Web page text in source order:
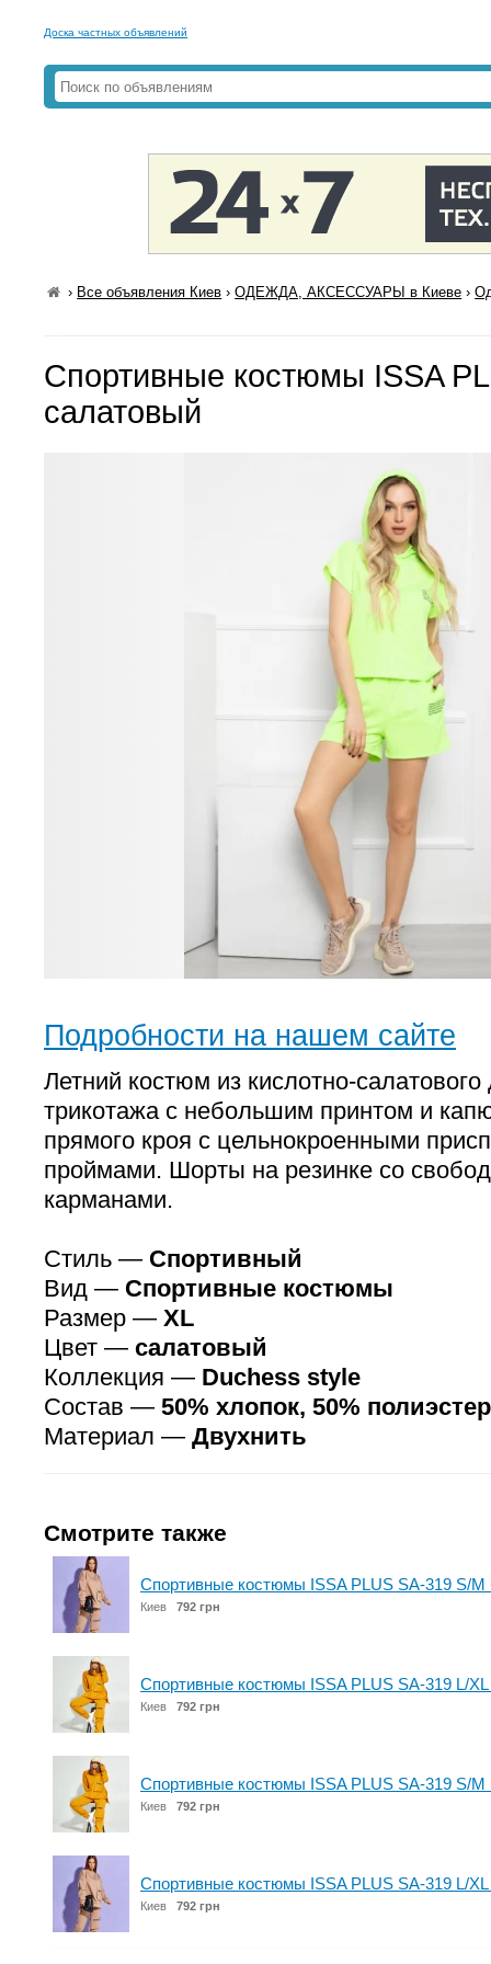
Доска частных объявлений
› Все объявления Киев ›ОДЕЖДА, АКСЕССУАРЫ в Киеве ›
Спортивные костюмы ISSA
салатовый
Подробности на нашем сайте
Летний костюм из кислотно-салатового
трикотажа с небольшим принтом и
прямого кроя с цельнокроенными
проймами. Шорты на резинке со
карманами.
Стиль — Спортивный
Вид — Спортивные костюмы
Размер — XL
Цвет — салатовый
Коллекция — Duchess style
Состав — 50% хлопок, 50% полиэстер
Материал — Двухнить
Смотрите также
Спортивные костюмы ISSA PLUS SA-319 S/
Киев 792 грн
Спортивные костюмы ISSA PLUS SA-319 L/XL
Киев 792 грн
Спортивные костюмы ISSA PLUS SA-319 S/M
Киев 792 грн
Спортивные костюмы ISSA PLUS SA-319 L/
Киев 792 грн